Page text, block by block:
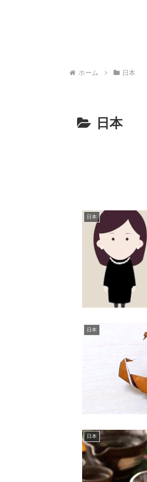
ホーム 日本
日本
日本
日本
日本